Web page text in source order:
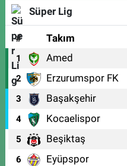
Süper Lig
# Takım
1 Amed
2 Erzurumspor FK
3 Başakşehir
4 Kocaelispor
5 Beşiktaş
6 Eyüpspor